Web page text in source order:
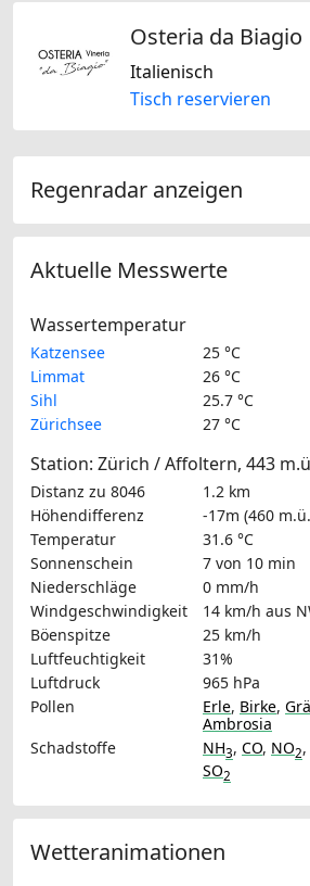
Osteria da Biagio
Italienisch
Tisch reservieren
Regenradar anzeigen
Aktuelle Messwerte
Wassertemperatur
Katzensee
25 °C
Limmat
26 °C
Sihl
25.7 °C
Zürichsee
27 °C
Station: Zürich / Affoltern, 443
Distanz zu 8046
1.2 km
Höhendifferenz
-17m (460
Temperatur
31.6 °C
Sonnenschein
7 von 10 min
Niederschläge
0 mm/h
Windgeschwindigkeit
14 km/h aus
Böenspitze
25 km/h
Luftfeuchtigkeit
31%
Luftdruck
965 hPa
Pollen
Erle, Birke,
Ambrosia
Schadstoffe
NH3, CO, NO2,
SO2
Wetteranimationen